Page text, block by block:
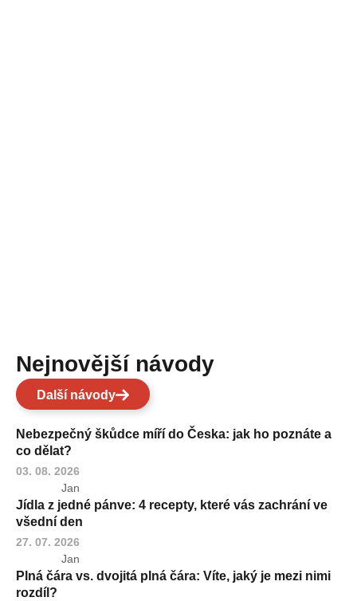
Nejnovější návody
Další návody
Nebezpečný škůdce míří do Česka: jak ho poznáte a
co dělat?
03. 08. 2026
Jan
Jídla z jedné pánve: 4 recepty, které vás zachrání ve
všední den
27. 07. 2026
Jan
Plná čára vs. dvojitá plná čára: Víte, jaký je mezi nimi
rozdíl?